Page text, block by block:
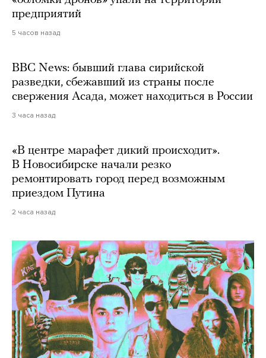
предприятий
5 часов назад
BBC News: бывший глава сирийской
разведки, сбежавший из страны после
свержения Асада, может находиться в России
3 часа назад
«В центре марафет дикий происходит».
В Новосибирске начали резко
ремонтировать город перед возможным
приездом Путина
2 часа назад